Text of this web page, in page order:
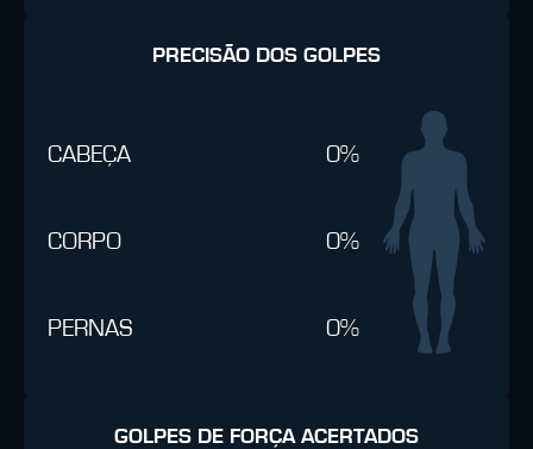
PRECISÃO DOS GOLPES
CABEÇA 0%
CORPO 0%
PERNAS 0%
GOLPES DE FORÇA ACERTADOS